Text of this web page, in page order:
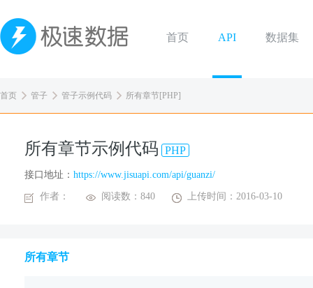
首页 API 数据集
首页 管子 管子示例代码 所有章节[PHP]
所有章节示例代码 PHP
接口地址： https://www.jisuapi.com/api/guanzi/
作者： 阅读数：840 上传时间：2016-03-10
所有章节